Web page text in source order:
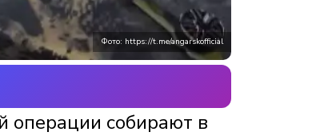
Фото: https://t.me/angarskofficial
операции собирают в